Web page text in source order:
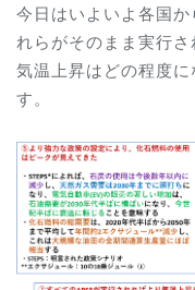
今日はいよいよ各国
れらがそのまま実行
気温上昇はどの程度
す。